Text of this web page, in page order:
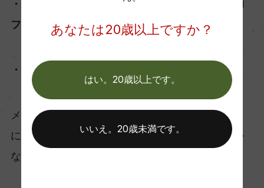
・ フランクフルト インターナショナル・トロ
フィー 2020 金賞
・ ベルリン・ワイン・トロフィー 2021 金賞
メルローが魅せる、その味わいは決して金賞の名
に恥じません。思わず息をのむ、美しくなめらか
なテイストを是非ご堪能あれ。
あなたは20歳以上ですか？
はい。20歳以上です。
いいえ。20歳未満です。